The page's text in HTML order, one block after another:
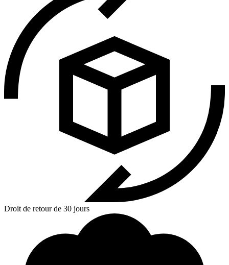
Droit de retour de 30 jours